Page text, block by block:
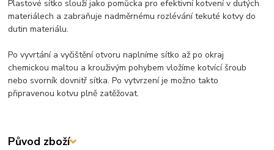
Plastové sítko slouží jako pomůcka pro efektivní kotvení v dutých
materiálech a zabraňuje nadměrnému rozlévání tekuté kotvy do
dutin materiálu.
Po vyvrtání a vyčištění otvoru naplníme sítko až po okraj
chemickou maltou a krouživým pohybem vložíme kotvící šroub
nebo svorník dovnitř sítka. Po vytvrzení je možno takto
připravenou kotvu plně zatěžovat.
Původ zboží